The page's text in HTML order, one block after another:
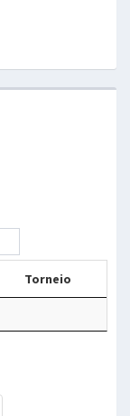
Torneio